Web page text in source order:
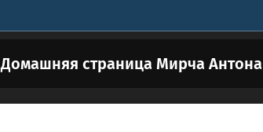
Домашняя страница Мирча Антона